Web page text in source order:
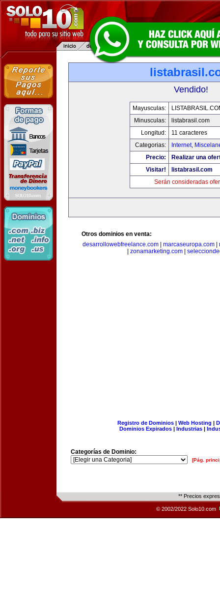
Vendido!
Mayusculas:
Minusculas:
listabrasil.com
Longitud:
11 caracteres
Categorias:
Internet,
Precio:
Realizar una
Visitar!
listabrasil.com
Serán consideradas
Otros dominios en venta:
desarrollowebfreelance.com| marcaseuropa.com|
zonamarketing.com
Registro de Dominios| Web Hosting |
Dominios Expirados | Industrias |
Categorías de Dominio:
[Pág.
** Precios
© 2002/2022 Solo10.com